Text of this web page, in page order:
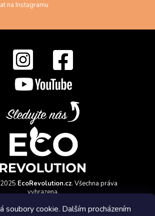
soubory cookie. Dalším procházením
na Instagramu
EcoRevolution.cz. Všechna práva
vyhrazena.